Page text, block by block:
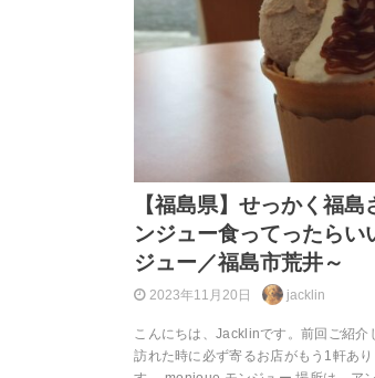
【福島県】せっかく福
ンジュー食ってったらい
ジュー／福島市荒井～
2023年11月20日 jacklin
こんにちは、Jacklinです。前回ご紹介
訪れた時に必ず寄るお店がもう1軒あ